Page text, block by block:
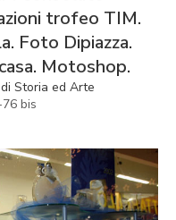
trofeo TIM.
Foto Dipiazza.
Motoshop.
Storia ed Arte
bis